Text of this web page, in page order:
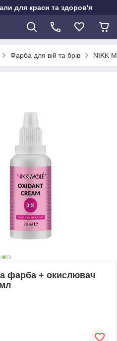
для краси та здоров'я
Фарба для вій та брів NIKK
фарба + окислювач